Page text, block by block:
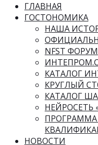
ГЛАВНАЯ
ГОСТОНОМИКА
НАША
NFST ФОРУМ
КАТАЛОГ
КРУГЛЫЙ
КАТАЛОГ
НЕЙРОСЕТЬ
НОВОСТИ